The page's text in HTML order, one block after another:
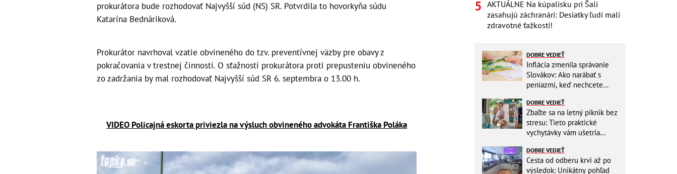
prokurátora bude rozhodovať Najvyšší súd (NS) SR. Potvrdila to hovorkyňa súdu
Katarína Bednáriková.
Prokurátor navrhoval vzatie obvineného do tzv. preventívnej väzby pre obavy z
pokračovania v trestnej činnosti. O sťažnosti prokurátora proti prepusteniu obvineného
zo zadržania by mal rozhodovať Najvyšší súd SR 6. septembra o 13.00 h.
VIDEO Policajná eskorta priviezla na výsluch obvineného advokáta Františka Poláka
AKTUÁLNE Na kúpalisku pri Šali
zasahujú záchranári: Desiatky ľudí mali
zdravotné ťažkosti!
DOBRE VEDIEŤ
Inflácia zmenila správanie
Slovákov: Ako narábať s
peniazmi, keď nechcete
DOBRE VEDIEŤ
Zbaľte sa na letný piknik bez
stresu: Tieto praktické
vychytávky vám ušetria
DOBRE VEDIEŤ
Cesta od odberu krvi až po
výsledok: Unikátny pohľad